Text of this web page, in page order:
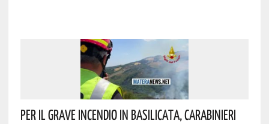
Per Il Grave Incendio In Basilicata, Carabinieri